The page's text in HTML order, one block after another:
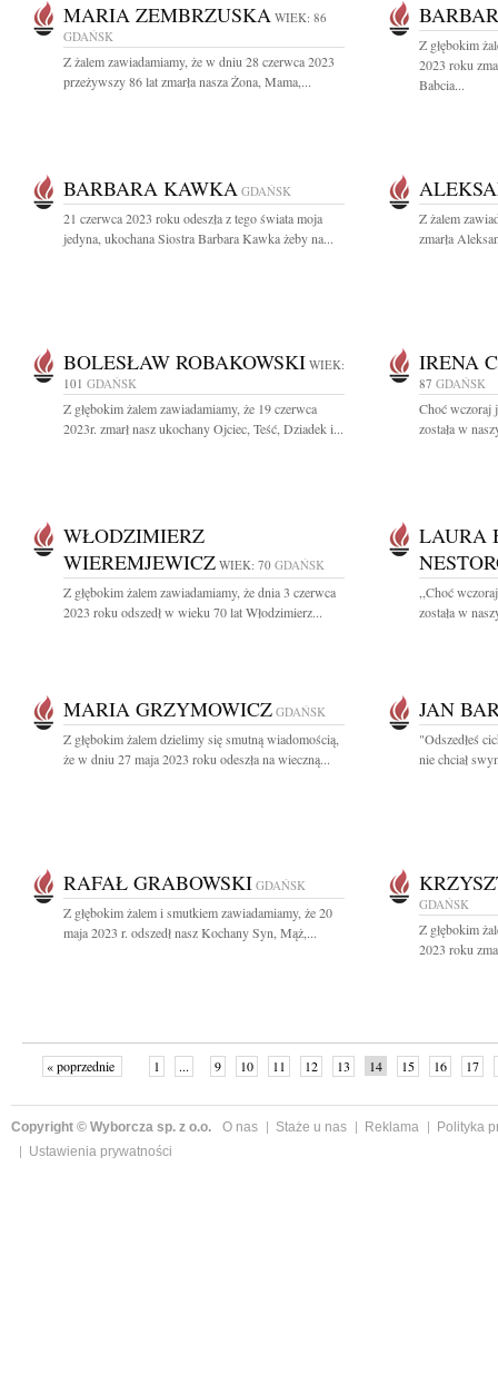
MARIA ZEMBRZUSKA WIEK: 86
GDAŃSK
Z żalem zawiadamiamy, że w dniu 28 czerwca 2023
przeżywszy 86 lat zmarła nasza Żona, Mama,...
Z głębokim
2023 roku
Babcia...
BARBARA KAWKA GDAŃSK
21 czerwca 2023 roku odeszła z tego świata moja
jedyna, ukochana Siostra Barbara Kawka żeby na...
Z żalem
zmarła
BOLESŁAW ROBAKOWSKI WIEK:
101 GDAŃSK
Z głębokim żalem zawiadamiamy, że 19 czerwca
2023r. zmarł nasz ukochany Ojciec, Teść, Dziadek i...
IRENA
87 GDAŃSK
Choć wczoraj
została w
WŁODZIMIERZ
WIEREMJEWICZ WIEK: 70 GDAŃSK
Z głębokim żalem zawiadamiamy, że dnia 3 czerwca
2023 roku odszedł w wieku 70 lat Włodzimierz...
LAURA
,,Choć
została w
MARIA GRZYMOWICZ GDAŃSK
Z głębokim żalem dzielimy się smutną wiadomością,
że w dniu 27 maja 2023 roku odeszła na wieczną...
JAN
"Odszedłeś
nie chciał
RAFAŁ GRABOWSKI GDAŃSK
Z głębokim żalem i smutkiem zawiadamiamy, że 20
maja 2023 r. odszedł nasz Kochany Syn, Mąż,...
GDAŃSK
Z głębokim
2023 roku
« poprzednie 1 ... 9 10 11 12 13 14 15 16 17
Copyright © Wyborcza sp. z o.o. O nas Staże u nas Reklama
Polityka
Ustawienia prywatności